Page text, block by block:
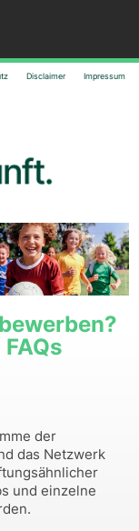
Disclaimer Impressum
der
das Netzwerk
und einzelne